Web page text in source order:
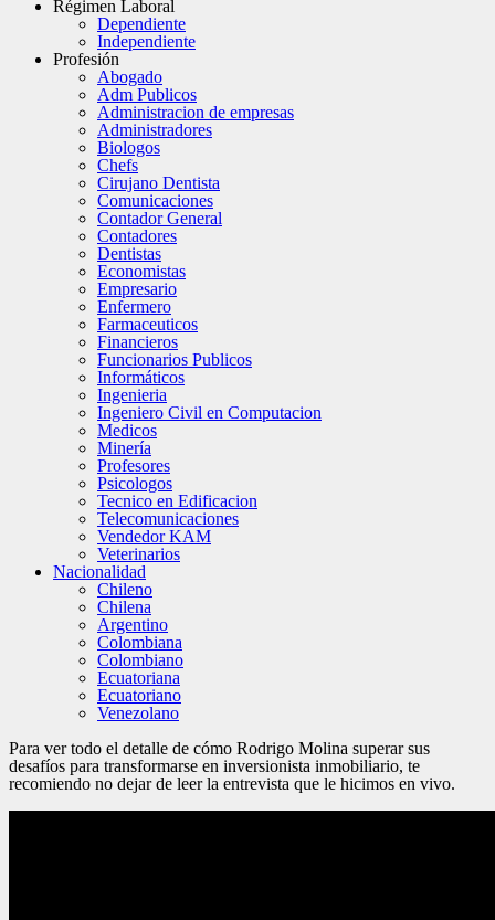
Régimen Laboral
Dependiente
Independiente
Profesión
Abogado
Adm Publicos
Administracion de empresas
Administradores
Biologos
Chefs
Cirujano Dentista
Comunicaciones
Contador General
Contadores
Dentistas
Economistas
Empresario
Enfermero
Farmaceuticos
Financieros
Funcionarios Publicos
Informáticos
Ingenieria
Ingeniero Civil en Computacion
Medicos
Minería
Profesores
Psicologos
Tecnico en Edificacion
Telecomunicaciones
Vendedor KAM
Veterinarios
Nacionalidad
Chileno
Chilena
Argentino
Colombiana
Colombiano
Ecuatoriana
Ecuatoriano
Venezolano
Para ver todo el detalle de cómo Rodrigo Molina superar sus
desafíos para transformarse en inversionista inmobiliario, te
recomiendo no dejar de leer la entrevista que le hicimos en vivo.